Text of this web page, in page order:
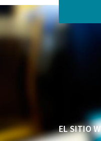
EL SITIO